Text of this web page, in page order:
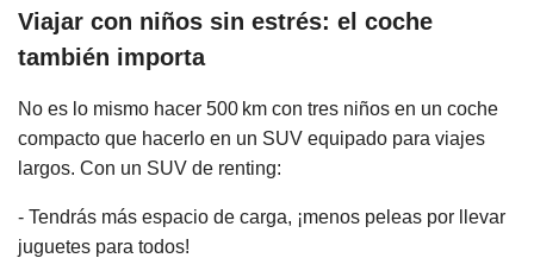
Viajar con niños sin estrés: el coche
también importa
No es lo mismo hacer 500 km con tres niños en un coche
compacto que hacerlo en un SUV equipado para viajes
largos. Con un SUV de renting:
- Tendrás más espacio de carga, ¡menos peleas por llevar
juguetes para todos!